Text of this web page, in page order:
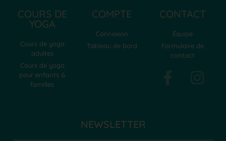
COURS DE
YOGA
Cours de yoga
adultes
Cours de yoga
pour enfants &
familles
COMPTE
Connexion
Tableau de bord
CONTACT
Équipe
Formulaire de
contact
NEWSLETTER